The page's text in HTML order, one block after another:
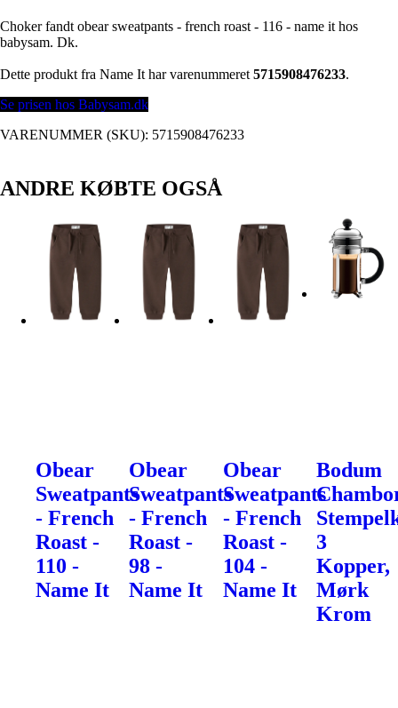
Choker fandt obear sweatpants - french roast - 116 - name it hos
babysam. Dk.
Dette produkt fra Name It har varenummeret 5715908476233.
Se prisen hos Babysam.dk
VARENUMMER (SKU): 5715908476233
ANDRE KØBTE OGSÅ
Obear
Sweatpants
- French
Roast -
110 -
Name It
Obear
Sweatpants
- French
Roast -
98 -
Name It
Obear
Sweatpants
- French
Roast -
104 -
Name It
Bodum
3
Kopper,
Mørk
Krom